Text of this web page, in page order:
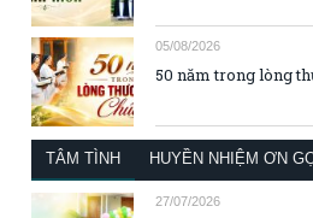
05/08/2026
50 năm trong lòng
TÂM TÌNH HUYỀN NHIỆM ƠN
27/07/2026